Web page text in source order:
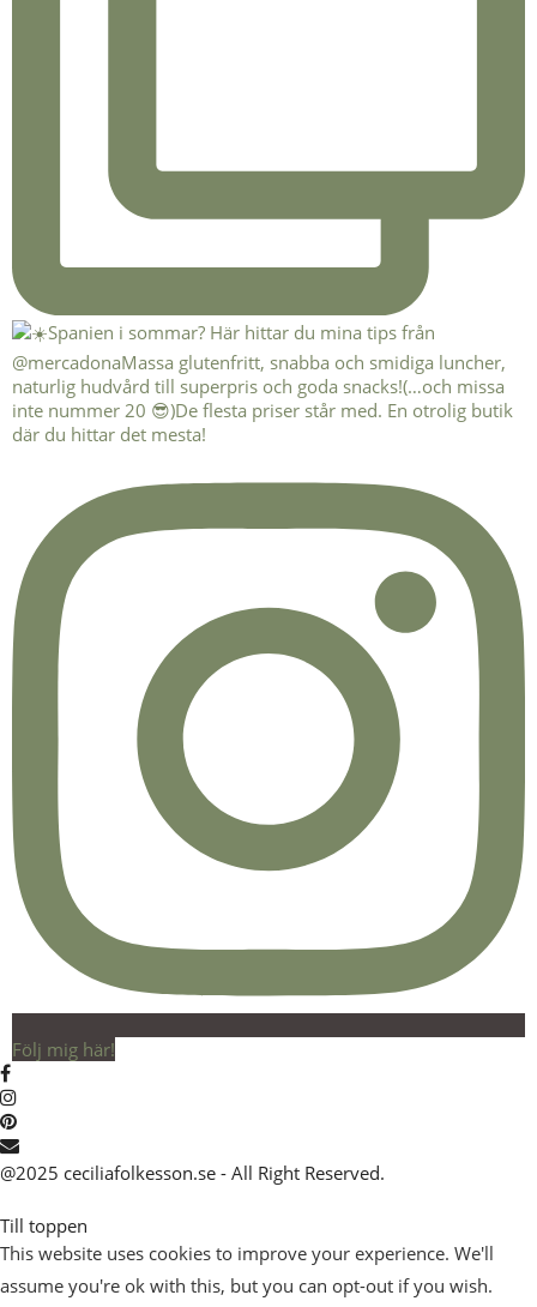
Följ mig här!
@2025 ceciliafolkesson.se - All Right Reserved.
Till toppen
This website uses cookies to improve your experience. We'll
assume you're ok with this, but you can opt-out if you wish.